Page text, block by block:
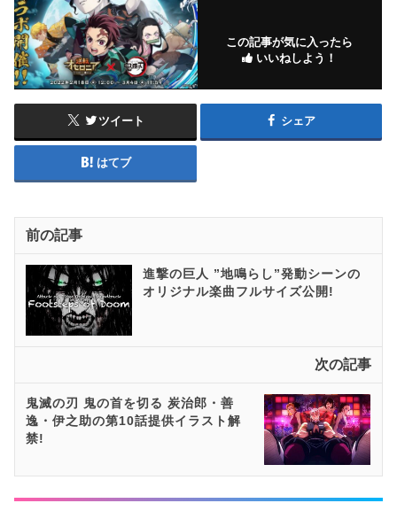
この記事が気に入ったら
いいねしよう！
ツイート シェア
はてブ
前の記事
進撃の巨人 ”地鳴らし”発動シーンの
オリジナル楽曲フルサイズ公開!
次の記事
鬼滅の刃 鬼の首を切る 炭治郎・善
逸・伊之助の第10話提供イラスト解
禁!